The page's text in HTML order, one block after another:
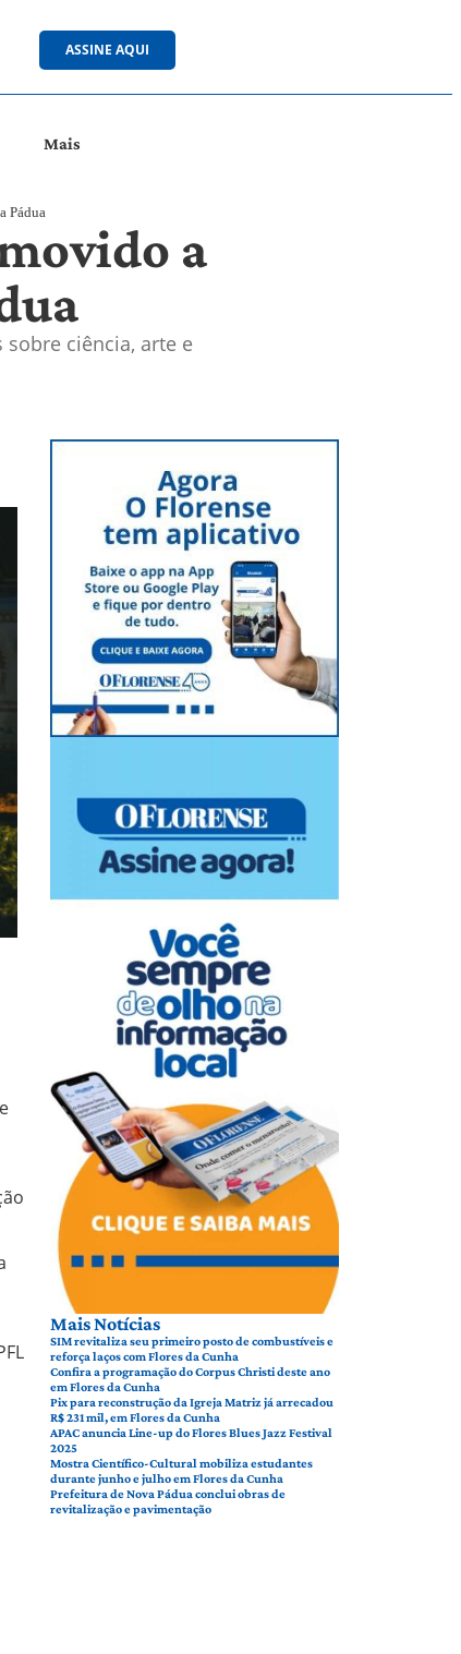
ASSINE AQUI
Mais
Pádua
a
ciência, arte e
Mais Notícias
SIM revitaliza seu primeiro posto de combustíveis e
reforça laços com Flores da Cunha
Confira a programação do Corpus Christi deste ano
em Flores da Cunha
Pix para reconstrução da Igreja Matriz já arrecadou
R$ 231 mil, em Flores da Cunha
APAC anuncia Line-up do Flores Blues Jazz Festival
2025
Mostra Científico-Cultural mobiliza estudantes
durante junho e julho em Flores da Cunha
Prefeitura de Nova Pádua conclui obras de
revitalização e pavimentação